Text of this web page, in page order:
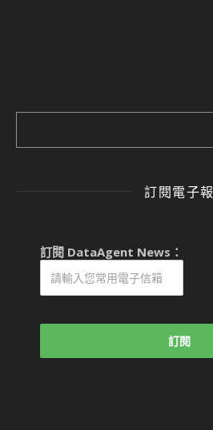
訂閱電子報
訂閱 DataAgent News：